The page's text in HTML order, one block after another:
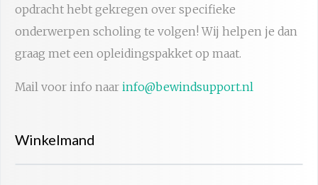
opdracht hebt gekregen over specifieke
onderwerpen scholing te volgen! Wij helpen je dan
graag met een opleidingspakket op maat.
Mail voor info naar info@bewindsupport.nl
Winkelmand